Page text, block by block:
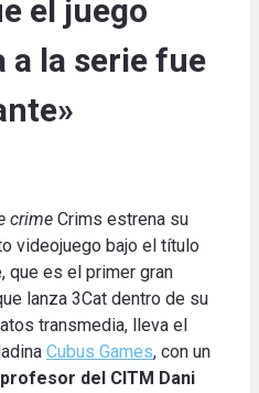
el juego
a la serie fue
crime Crims estrena su
videojuego bajo el título
que es el primer gran
lanza 3Cat dentro de su
transmedia, lleva el
Cubus Games, con un
del CITM Dani